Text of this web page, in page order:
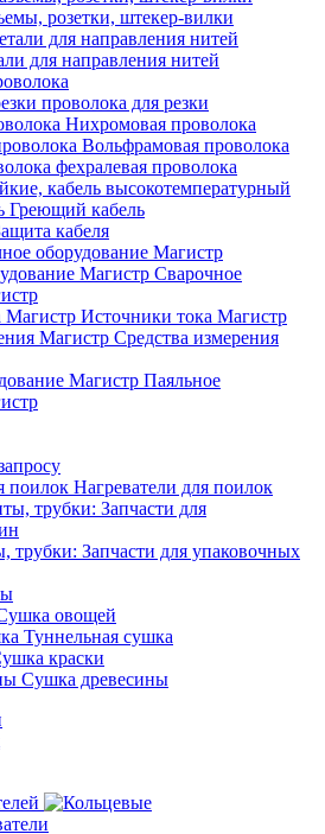
розетки, штекер-вилки
для направления нитей
проволока для резки
Нихромовая проволока
Вольфрамовая проволока
фехралевая проволока
кабель высокотемпературный
Греющий кабель
кабеля
оборудование Магистр
Сварочное
Источники тока Магистр
Средства измерения
Паяльное
Нагреватели для поилок
трубки: Запчасти для упаковочных
овощей
Туннельная сушка
краски
Сушка древесины